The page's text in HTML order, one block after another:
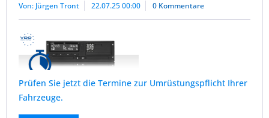
Von: Jürgen Tront 22.07.25 00:00 0 Kommentare
Prüfen Sie jetzt die Termine zur Umrüstungspflicht Ihrer
Fahrzeuge.